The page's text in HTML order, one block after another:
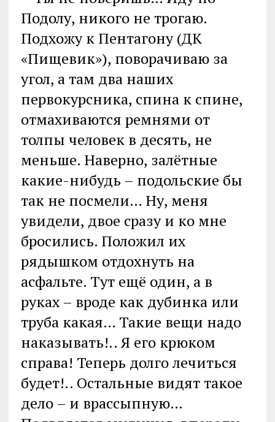
Подолу, никого не трогаю.
Подхожу к Пентагону (ДК
«Пищевик»), поворачиваю за
угол, а там два наших
первокурсника, спина к спине,
отмахиваются ремнями от
толпы человек в десять, не
меньше. Наверно, залётные
какие-нибудь – подольские бы
так не посмели… Ну, меня
увидели, двое сразу и ко мне
бросились. Положил их
рядышком отдохнуть на
асфальте. Тут ещё один, а в
руках – вроде как дубинка или
труба какая… Такие вещи надо
наказывать!.. Я его крюком
справа! Теперь долго лечиться
будет!.. Остальные видят такое
дело – и врассыпную…